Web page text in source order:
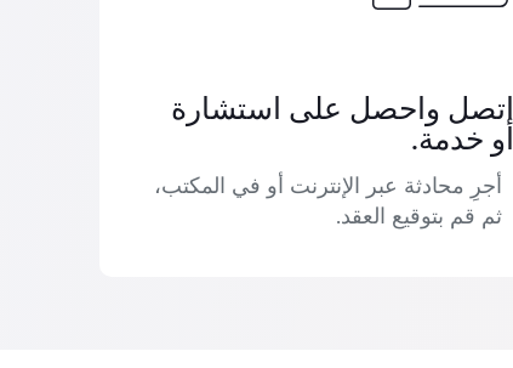
اتصل واحصل على استشارة
أو خدمة.
أجرِ محادثة عبر الإنترنت أو في المكتب،
ثم قم بتوقيع العقد.